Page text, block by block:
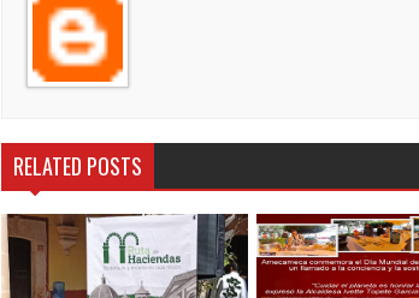
RELATED POSTS